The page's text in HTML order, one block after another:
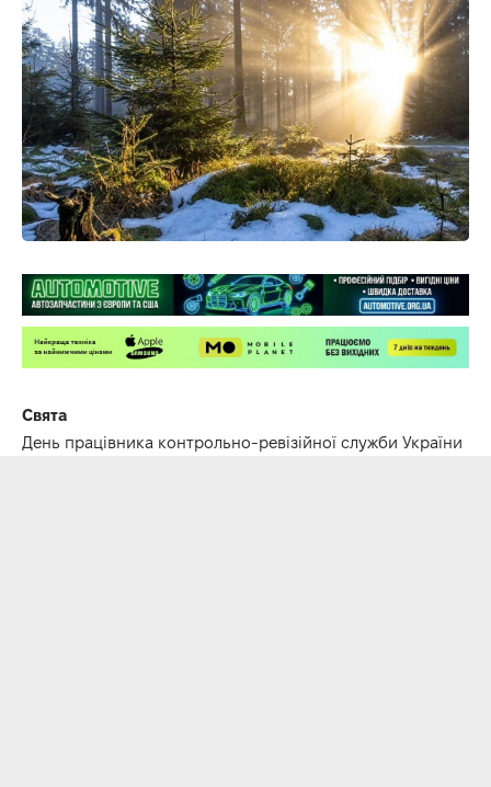
Свята
День працівника контрольно-ревізійної служби України